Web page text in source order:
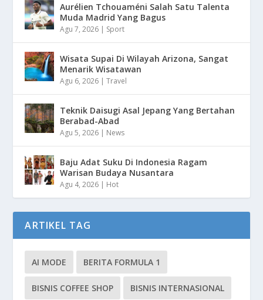
Aurélien Tchouaméni Salah Satu Talenta
Muda Madrid Yang Bagus
Agu 7, 2026 | Sport
Wisata Supai Di Wilayah Arizona, Sangat
Menarik Wisatawan
Agu 6, 2026 |Travel
Teknik Daisugi Asal Jepang Yang Bertahan
Berabad-Abad
Agu 5, 2026 | News
Baju Adat Suku Di Indonesia Ragam
Warisan Budaya Nusantara
Agu 4, 2026 | Hot
ARTIKEL TAG
AI MODE BERITA FORMULA 1
BISNIS COFFEE SHOP BISNIS INTERNASIONAL